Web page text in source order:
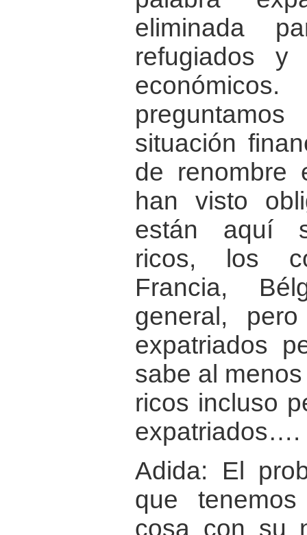
eliminada
refugiados
situación
de
han visto
están aquí
ricos, los
Francia,
general,
expatriados
sabe al
ricos incluso
expatriados….
Adida: El
que
cosa con su